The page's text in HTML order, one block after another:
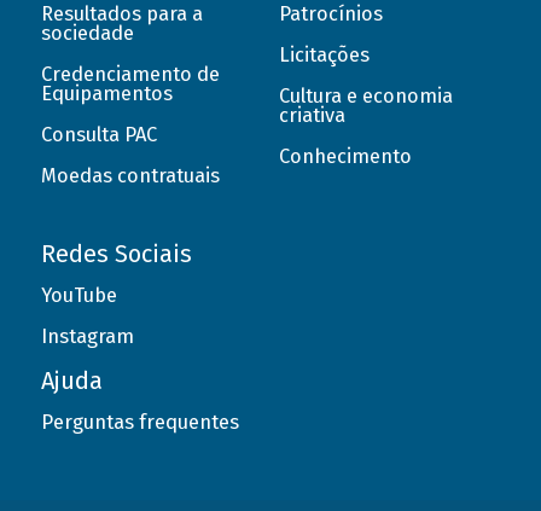
Resultados para a
sociedade
Credenciamento de
Equipamentos
Consulta PAC
Moedas contratuais
Patrocínios
Licitações
Cultura e economia
criativa
Conhecimento
Redes Sociais
YouTube
Instagram
Ajuda
Perguntas frequentes